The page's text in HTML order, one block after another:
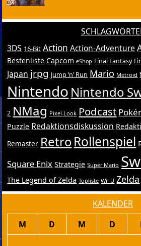
3DS 16-Bit Action Action-Adventure
Bestenliste Capcom eShop Final Fantasy
Japan jrpg Jump ’n’ Run Mario Metroid
Nintendo Nintendo
2 NMag Pixel-Look Podcast
Puzzle Redaktionsdiskussion
Remaster RetroRollenspiel
Square Enix Strategie Super Mario
The Legend of Zelda Topliste Wii U Zelda
KALENDER
M D M D